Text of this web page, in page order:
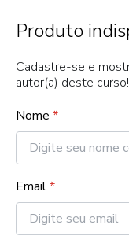
Produto
Cadastre-se e
autor(a) deste curso!
Nome *
Email*